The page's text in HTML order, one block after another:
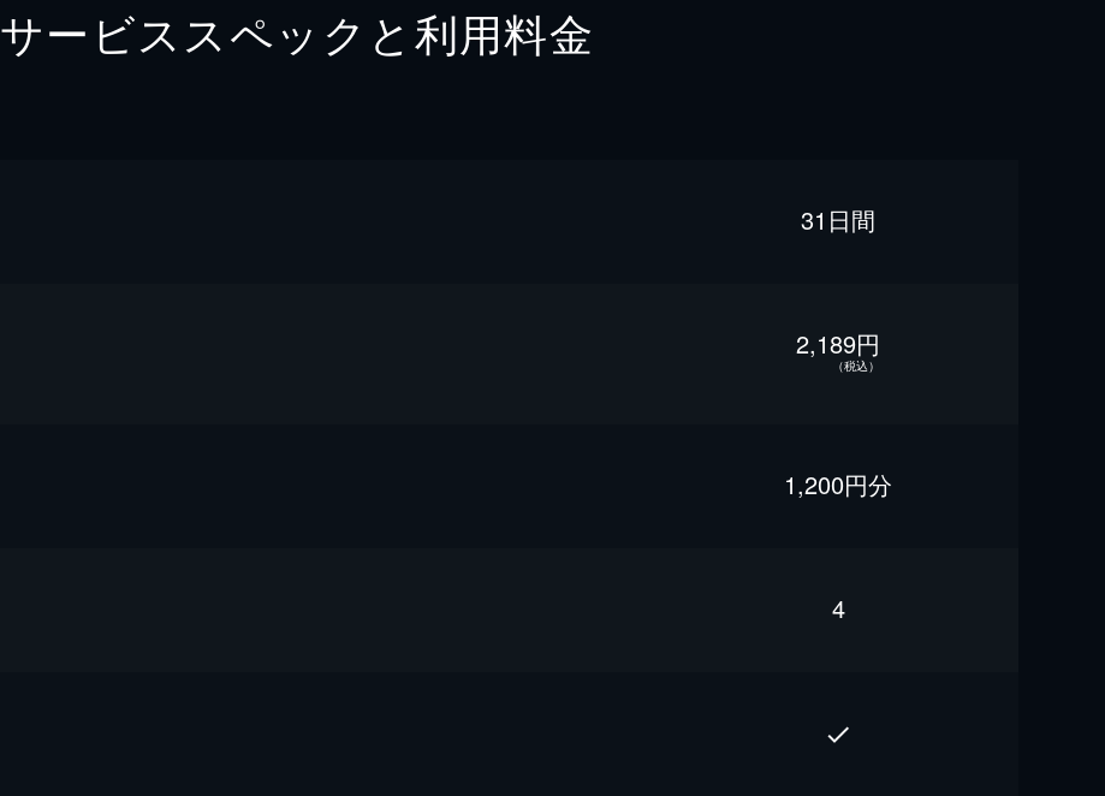
サービススペックと利用料金
31日間
2,189円
（税込）
1,200円分
4